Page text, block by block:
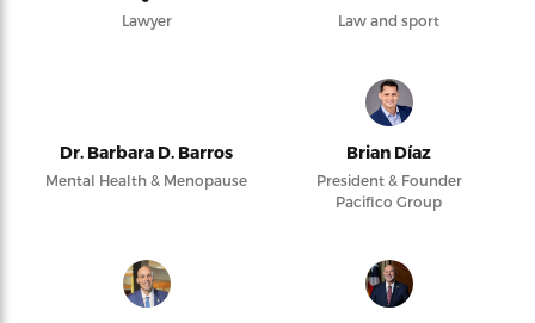
Lawyer Law and sport
Dr. Barbara D. Barros
Mental Health & Menopause
Brian Díaz
President & Founder
Pacifico Group